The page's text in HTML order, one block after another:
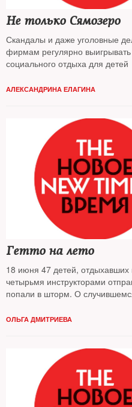
Не только Сямозеро
Скандалы и даже уголовные
фирмам регулярно
социального отдыха для детей
АЛЕКСАНДРИНА ЕЛАГИНА
Гетто на лето
18 июня 47 детей,
четырьмя инструкторами
попали в шторм. О
входили дети-сироты и дети из
социального отдыха в
ОЛЬГА ДМИТРИЕВА